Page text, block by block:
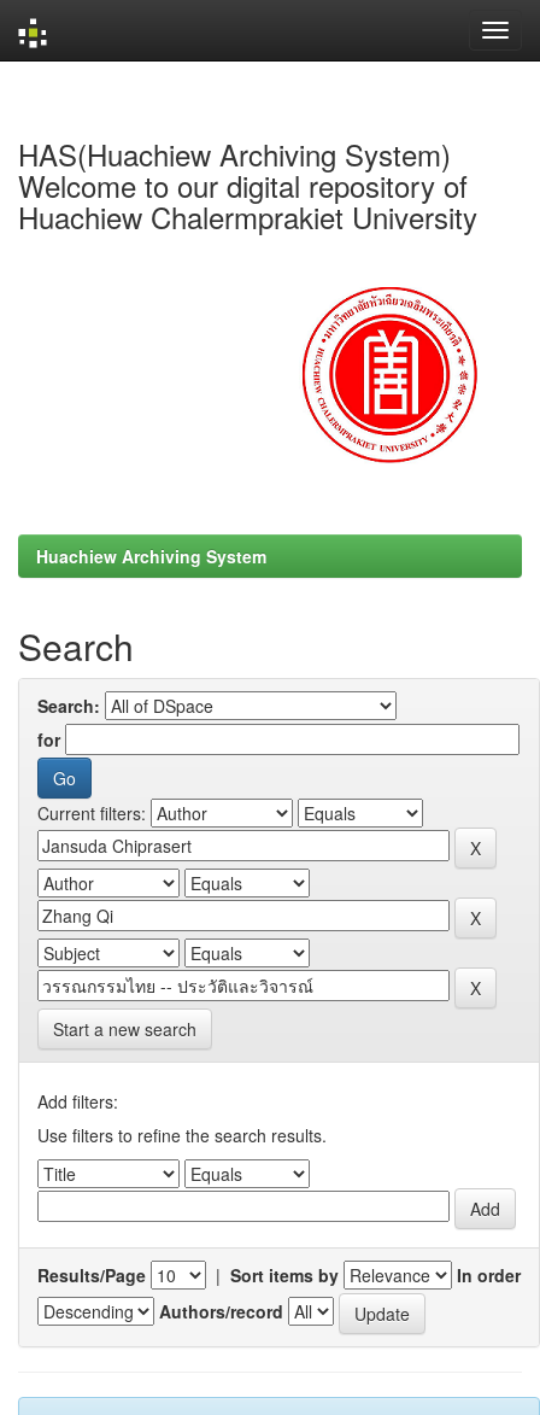
HAS(Huachiew Archiving System)
Welcome to our digital repository of
Huachiew Chalermprakiet University
Huachiew Archiving System
Search
Search:
for
Current filters:
Start a new search
Add filters:
Use filters to refine the search results.
Results/Page | Sort items by
In order
Authors/record